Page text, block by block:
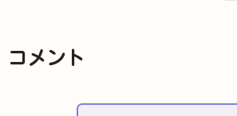
コメント